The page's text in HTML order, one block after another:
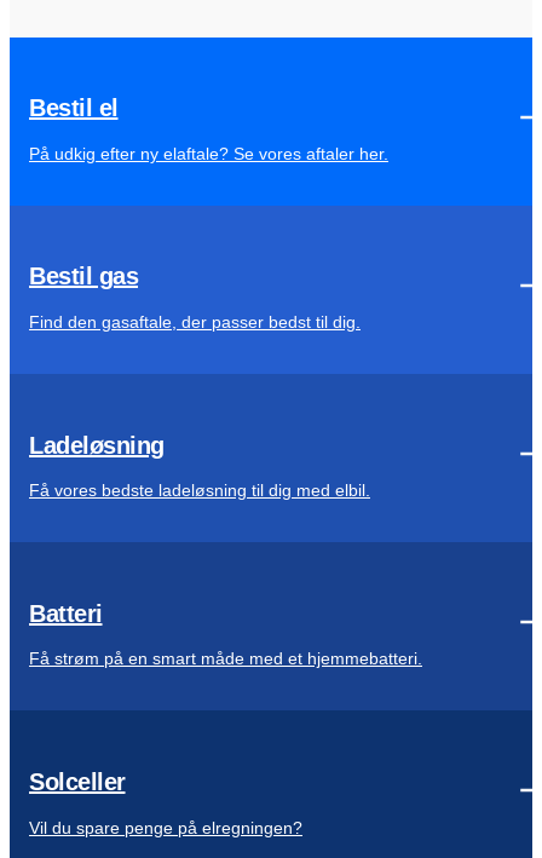
Bestil el
På udkig efter ny elaftale? Se vores aftaler her.
Bestil gas
Find den gasaftale, der passer bedst til dig.
Ladeløsning
Få vores bedste ladeløsning til dig med elbil.
Batteri
Få strøm på en smart måde med et hjemmebatteri.
Solceller
Vil du spare penge på elregningen?